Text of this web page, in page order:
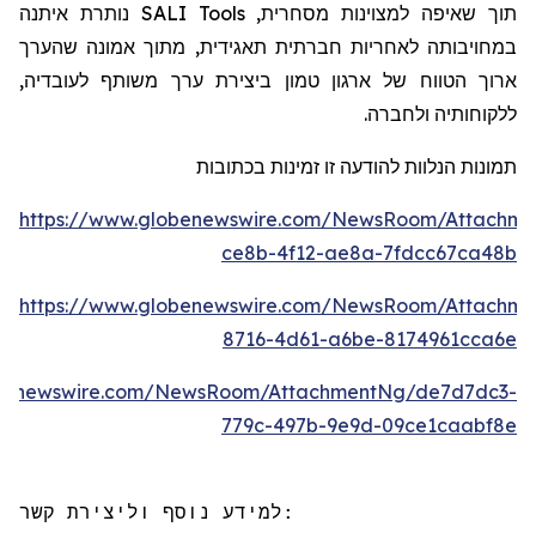
תוך שאיפה למצוינות מסחרית,SALI Tools נותרת איתנה
במחויבותה לאחריות חברתית תאגידית, מתוך אמונה שהערך
ארוך הטווח של ארגון טמון ביצירת ערך משותף לעובדיה,
ללקוחותיה ולחברה.
תמונות הנלוות להודעה זו זמינות בכתובות
https://www.globenewswire.com/NewsRoom/
ce8b-4f12-ae8a-7fdcc67ca48b
https://www.globenewswire.com/NewsRoom/
8716-4d61-a6be-8174961cca6e
NewsRoom/AttachmentNg/de7d7dc3-
779c-497b-9e9d-09ce1caabf8e
למידע נוסף וליצירת קשר: